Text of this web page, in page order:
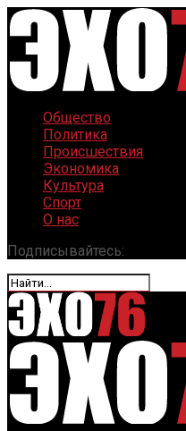
Общество
Политика
Происшествия
Экономика
Культура
Спорт
О нас
Подписывайтесь: